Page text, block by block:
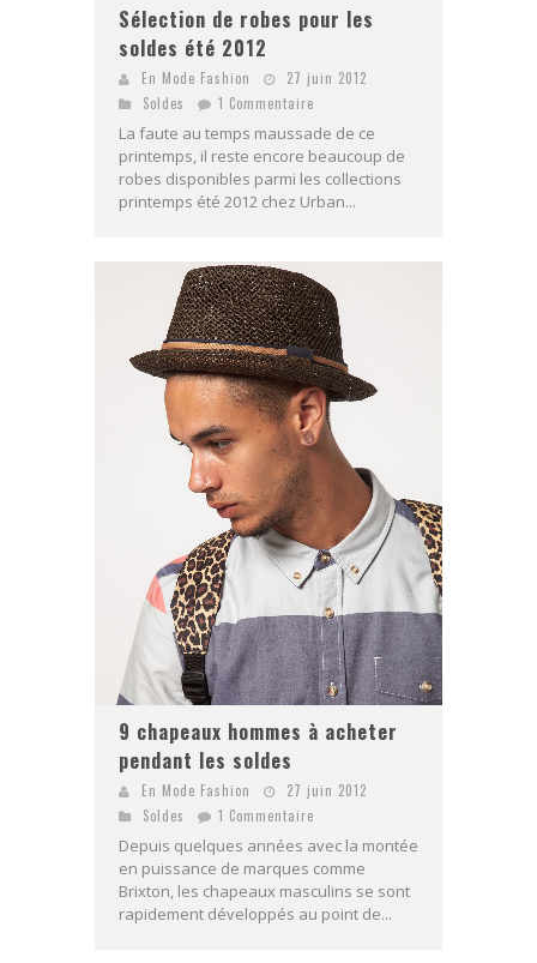
Sélection de robes pour les
soldes été 2012
En Mode Fashion
27 juin 2012
Soldes
1 Commentaire
La faute au temps maussade de ce
printemps, il reste encore beaucoup de
robes disponibles parmi les collections
printemps été 2012 chez Urban...
9 chapeaux hommes à acheter
pendant les soldes
En Mode Fashion
27 juin 2012
Soldes
1 Commentaire
Depuis quelques années avec la montée
en puissance de marques comme
Brixton, les chapeaux masculins se sont
rapidement développés au point de...